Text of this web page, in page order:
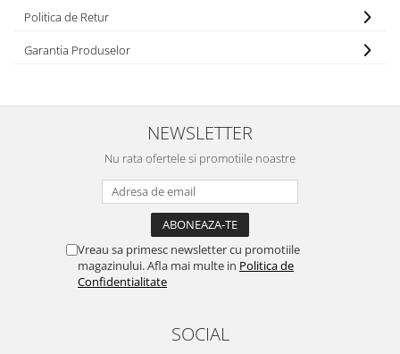
Politica de Retur
Garantia Produselor
NEWSLETTER
Nu rata ofertele si promotiile noastre
Vreau sa primesc newsletter cu promotiile
magazinului. Afla mai multe in Politica de
Confidentialitate
SOCIAL